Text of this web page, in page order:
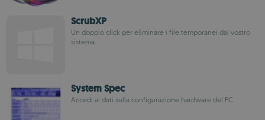
ScrubXP
Un doppio click per eliminare i file temporanei dal vostro
sistema.
System Spec
Accedi ai dati sulla configurazione hardware del PC